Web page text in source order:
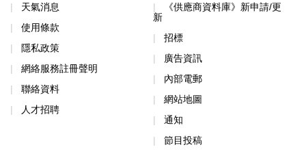
天氣消息
使用條款
隱私政策
網絡服務註冊聲明
聯絡資料
人才招聘
《供應商資料庫》新申請/更
新
招標
廣告資訊
內部電郵
網站地圖
通知
節目投稿